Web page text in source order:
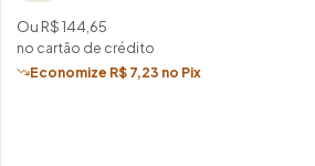
Ou R$ 144,65
no cartão de crédito
Economize R$ 7,23 no Pix